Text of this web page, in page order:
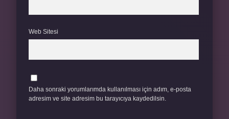
Web Sitesi
Daha sonraki yorumlarımda kullanılması için adım, e-posta
adresim ve site adresim bu tarayıcıya kaydedilsin.